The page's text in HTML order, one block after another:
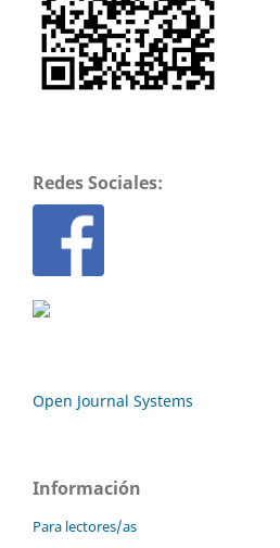
Redes Sociales:
Open Journal Systems
Información
Para lectores/as